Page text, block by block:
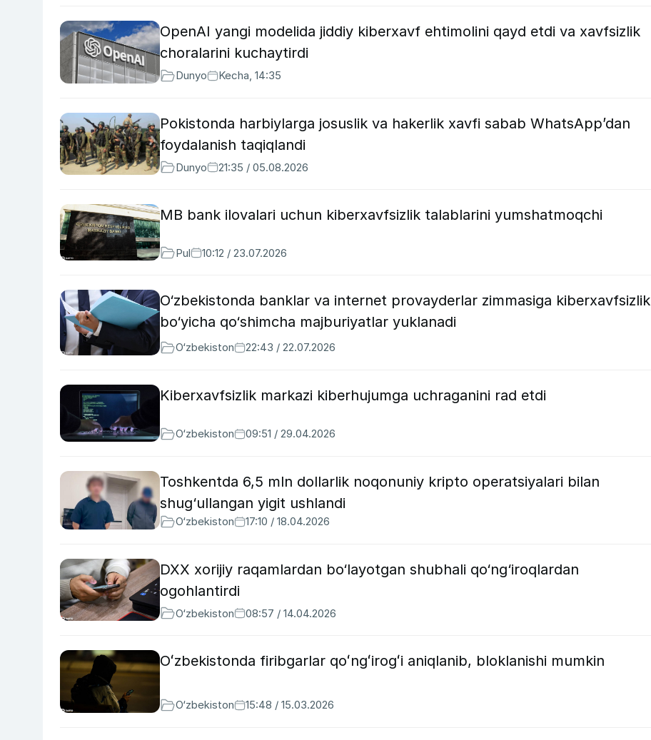
OpenAI yangi modelida jiddiy kiberxavf ehtimolini qayd etdi va xavfsizlik
choralarini kuchaytirdi
Dunyo Kecha, 14:35
Pokistonda harbiylarga josuslik va hakerlik xavfi sabab WhatsApp’dan
foydalanish taqiqlandi
Dunyo 21:35 / 05.08.2026
MB bank ilovalari uchun kiberxavfsizlik talablarini yumshatmoqchi
Pul 10:12 / 23.07.2026
O‘zbekistonda banklar va internet provayderlar zimmasiga kiberxavfsizlik
bo‘yicha qo‘shimcha majburiyatlar yuklanadi
O‘zbekiston 22:43 / 22.07.2026
Kiberxavfsizlik markazi kiberhujumga uchraganini rad etdi
O‘zbekiston 09:51 / 29.04.2026
Toshkentda 6,5 mln dollarlik noqonuniy kripto operatsiyalari bilan
shug‘ullangan yigit ushlandi
O‘zbekiston 17:10 / 18.04.2026
DXX xorijiy raqamlardan bo‘layotgan shubhali qo‘ng‘iroqlardan
ogohlantirdi
O‘zbekiston 08:57 / 14.04.2026
Oʻzbekistonda firibgarlar qoʻngʻirogʻi aniqlanib, bloklanishi mumkin
O‘zbekiston 15:48 / 15.03.2026